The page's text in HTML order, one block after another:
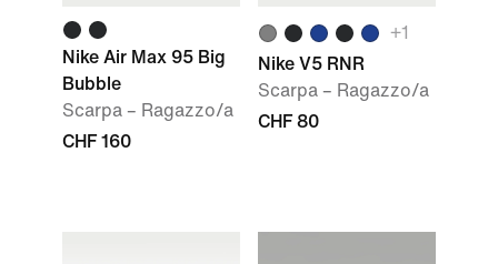
Nike Air Max 95 Big
Bubble
Scarpa – Ragazzo/a
CHF 160
+1
Nike V5 RNR
Scarpa – Ragazzo/a
CHF 80